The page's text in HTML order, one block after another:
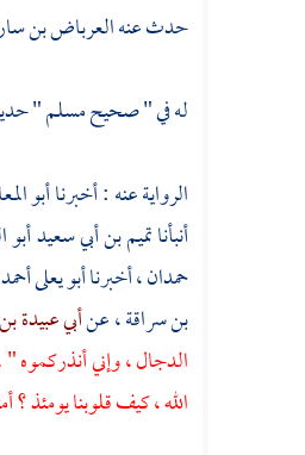
حدث عنهالعرباض بن
له في " صحيحمسلم"
الرواية عنه : أخبرناأبو
أنبأناتميم بن أبي سعيد
حمدان ،أخبرناأبو يعلى
بن سراقة ،عنأبي عبيدة
الدجال ، وإني
الله ، كيف قلوبنا يومئذ ؟